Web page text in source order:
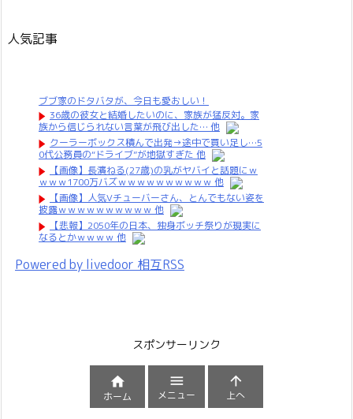
人気記事
ブブ家のドタバタが、今日も愛おしい！
36歳の彼女と結婚したいのに、家族が猛反対。家
族から信じられない言葉が飛び出した… 他
クーラーボックス積んで出発→途中で買い足し…5
0代公務員の“ドライブ”が地獄すぎた 他
【画像】長濱ねる(27歳)の乳がヤバイと話題にｗ
ｗｗｗ1700万バズｗｗｗｗｗｗｗｗｗｗ 他
【画像】人気Vチューバーさん、とんでもない姿を
披露ｗｗｗｗｗｗｗｗｗｗ 他
【悲報】2050年の日本、独身ボッチ祭りが現実に
なるとかｗｗｗｗ 他
Powered by livedoor 相互RSS
スポンサーリンク

ホーム

メニュー

上へ